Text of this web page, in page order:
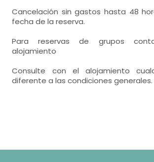
Cancelación sin gastos hasta 48
fecha de la reserva.
Para reservas de grupos
alojamiento
Consulte con el alojamiento
diferente a las condiciones generales.